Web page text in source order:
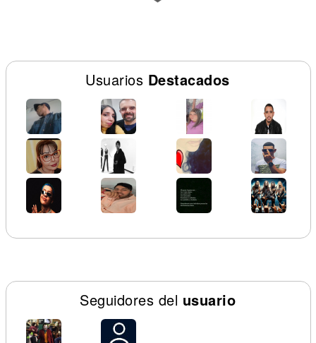
Usuarios Destacados
Seguidores del usuario